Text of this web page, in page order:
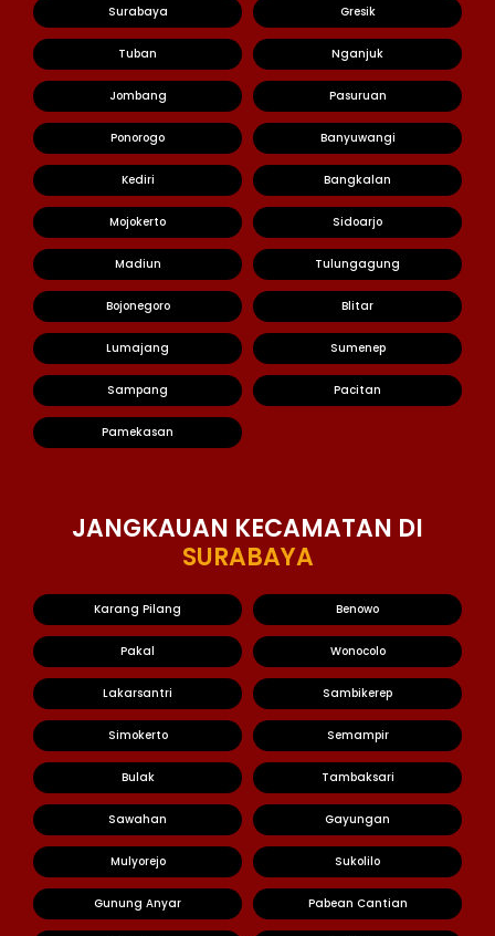
Surabaya Gresik
Tuban Nganjuk
Jombang Pasuruan
Ponorogo Banyuwangi
Kediri Bangkalan
Mojokerto Sidoarjo
Madiun Tulungagung
Bojonegoro Blitar
Lumajang Sumenep
Sampang Pacitan
Pamekasan
JANGKAUAN KECAMATAN DI
SURABAYA
Karang Pilang Benowo
Pakal Wonocolo
Lakarsantri Sambikerep
Simokerto Semampir
Bulak Tambaksari
Sawahan Gayungan
Mulyorejo Sukolilo
Gunung Anyar Pabean Cantian